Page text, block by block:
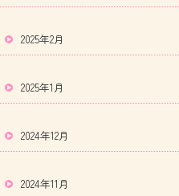
2025年2月
2025年1月
2024年12月
2024年11月